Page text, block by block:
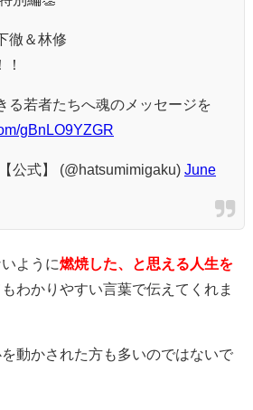
徹＆林修
る若者たちへ魂のメッセージを
gBnLO9YZGR
公式】 (@hatsumimigaku) June
ように燃焼した、と思える人生を
もわかりやすい言葉で伝えてくれま
動かされた方も多いのではないで